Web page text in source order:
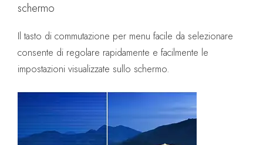
schermo
Il tasto di commutazione per menu facile da selezionare
consente di regolare rapidamente e facilmente le
impostazioni visualizzate sullo schermo.